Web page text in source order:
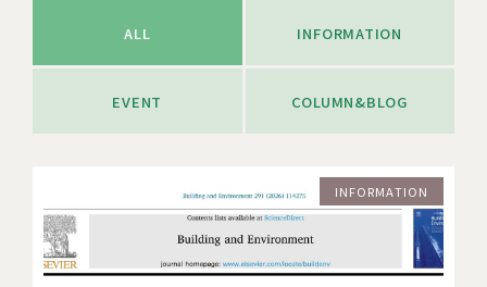
ALL INFORMATION
EVENT COLUMN&BLOG
INFORMATION